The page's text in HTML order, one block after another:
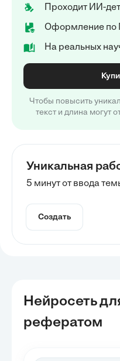
Проходит ИИ-
Оформление по
На реальных
Чтобы повысить
текст и длина могут
Уникальная
5 минут от ввода
Создать
Нейросеть
рефератом